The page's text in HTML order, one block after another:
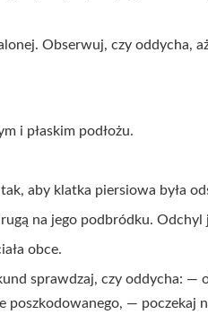
Obserwuj, czy oddycha,
i płaskim podłożu.
aby klatka piersiowa była
na jego podbródku. Odchyl
obce.
sprawdzaj, czy oddycha: —
poszkodowanego, — poczekaj